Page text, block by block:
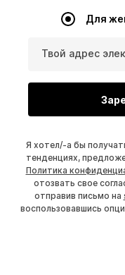
Для
Твой адрес
Я хотел/-а бы
тенденциях,
Политика
отозвать свое
отправив письмо на
воспользовавшись